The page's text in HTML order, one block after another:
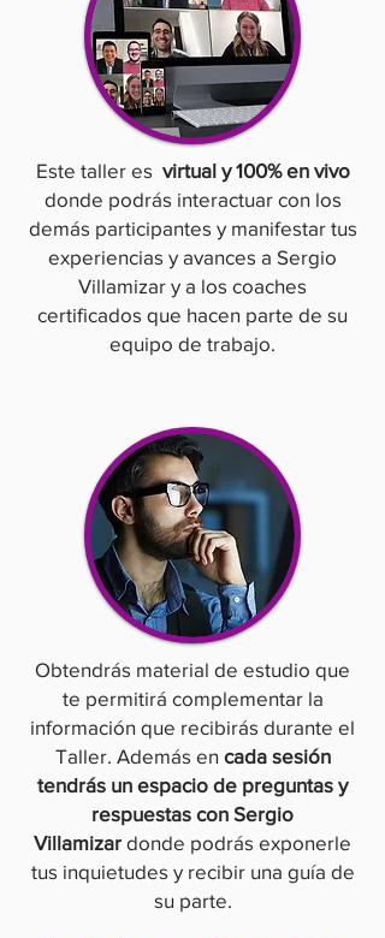
Este taller es virtual y 100% en vivo
donde podrás interactuar con los
demás participantes y manifestar tus
experiencias y avances a Sergio
Villamizar y a los coaches
certificados que hacen parte de su
equipo de trabajo.
Obtendrás material de estudio que
te permitirá complementar la
información que recibirás durante el
Taller. Además en cada sesión
tendrás un espacio de preguntas y
respuestas con Sergio
Villamizar donde podrás exponerle
tus inquietudes y recibir una guía de
su parte.